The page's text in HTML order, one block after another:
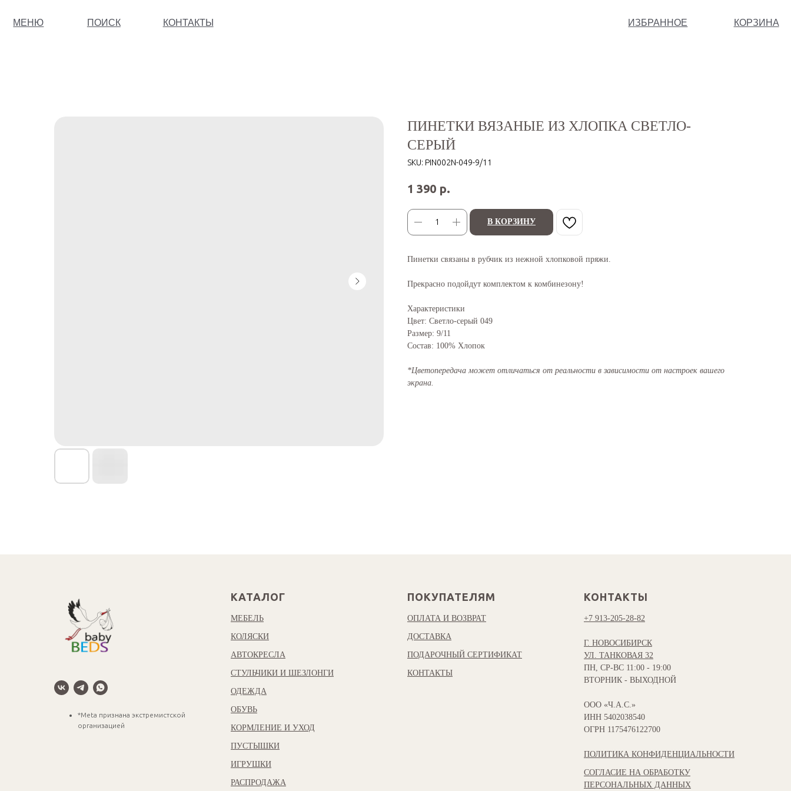
КОРЗИНА
КОНТАКТЫ
ПОИСК
МЕНЮ
ПИНЕТКИ ВЯЗАНЫЕ ИЗ ХЛОПКА СВЕТЛО-
СЕРЫЙ
SKU: PIN002N-049-9/11
1 390 р.
В КОРЗИНУ
Пинетки связаны в рубчик из нежной хлопковой пряжи.
Прекрасно подойдут комплектом к комбинезону!
Характеристики
Цвет: Светло-серый 049
Размер: 9/11
Состав: 100% Хлопок
*Цветопередача может отличаться от реальности в зависимости от настроек вашего
экрана.
*Meta признана экстремистской
организацией
КАТАЛОГ
МЕБЕЛЬ
КОЛЯСКИ
АВТОКРЕСЛА
СТУЛЬЧИКИ И ШЕЗЛОНГИ
ОДЕЖДА
ОБУВЬ
КОРМЛЕНИЕ И УХОД
ПУСТЫШКИ
ИГРУШКИ
РАСПРОДАЖА
ПОКУПАТЕЛЯМ
ОПЛАТА И ВОЗВРАТ
ДОСТАВКА
ПОДАРОЧНЫЙ СЕРТИФИКАТ
КОНТАКТЫ
КОНТАКТЫ
+7 913-205-28-82
Г. НОВОСИБИРСК
УЛ. ТАНКОВАЯ 32
ПН, СР-ВС 11:00 - 19:00
ВТОРНИК - ВЫХОДНОЙ
ООО «Ч.А.С.»
ИНН 5402038540
ОГРН 1175476122700
ПОЛИТИКА КОНФИДЕНЦИАЛЬНОСТИ
СОГЛАСИЕ НА ОБРАБОТКУ
ПЕРСОНАЛЬНЫХ ДАННЫХ